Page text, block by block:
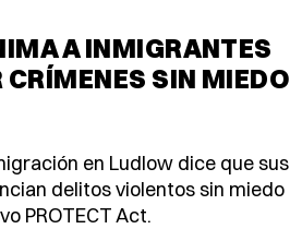
A INMIGRANTES
SIN MIEDO
en Ludlow dice que sus
delitos violentos sin miedo
PROTECT Act.